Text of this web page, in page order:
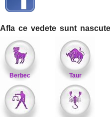
Afla ce vedete sunt
Berbec Taur